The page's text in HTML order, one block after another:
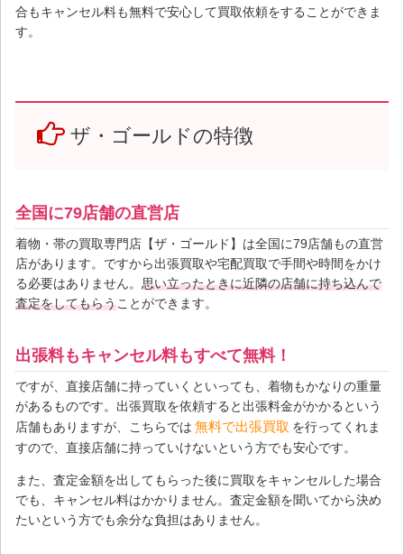
合もキャンセル料も無料で安心して買取依頼をすることができま
す。
ザ・ゴールドの特徴
全国に79店舗の直営店
着物・帯の買取専門店【ザ・ゴールド】は全国に79店舗もの直営
店があります。ですから出張買取や宅配買取で手間や時間をかけ
る必要はありません。 思い立ったときに近隣の店舗に持ち込んで
査定をしてもらうことができます。
出張料もキャンセル料もすべて無料！
ですが、直接店舗に持っていくといっても、着物もかなりの重量
があるものです。出張買取を依頼すると出張料金がかかるという
店舗もありますが、こちらでは 無料で出張買取 を行ってくれま
すので、直接店舗に持っていけないという方でも安心です。
また、査定金額を出してもらった後に買取をキャンセルした場合
でも、キャンセル料はかかりません。査定金額を聞いてから決め
たいという方でも余分な負担はありません。